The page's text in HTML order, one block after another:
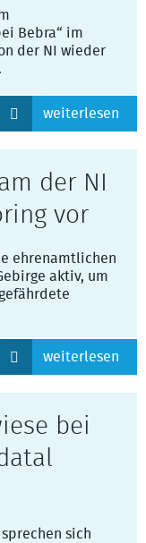
Bebra“ im
der NI wieder
weiterlesen
der NI
vor
ehrenamtlichen
aktiv, um
weiterlesen
bei
sich